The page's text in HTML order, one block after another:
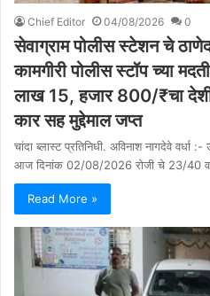
Chief Editor 04/08/2026 0
सेवाग्राम पोलीस स्टेशन चे
कामगीरी पोलीस स्टॉप च्या
लाख 15, हजार 800/₹चा देशी
कार सह मुद्देमाल जप्त
चांदा ब्लास्ट प्रतिनिधी. अविनाश नागदेवे वर्धा
आज दिनांक 02/08/2026 रोजी चे 23/40
Read More »